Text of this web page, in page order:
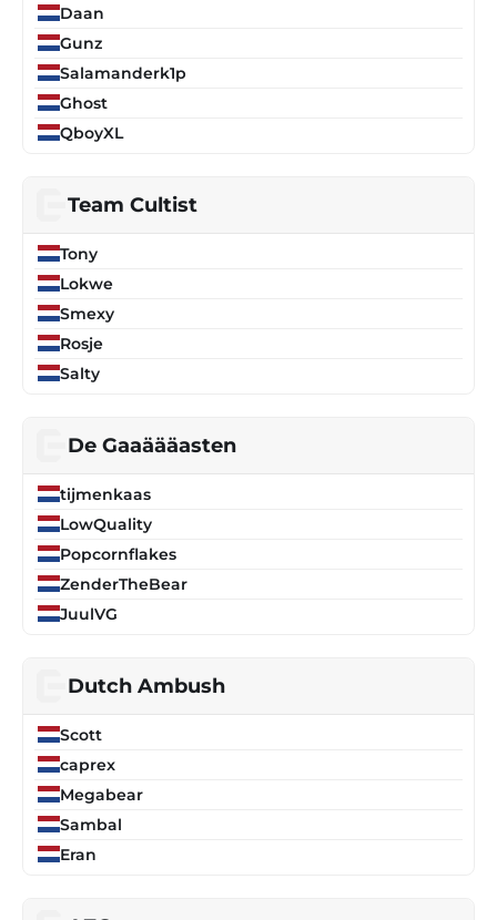
Daan
Gunz
Salamanderk1p
Ghost
QboyXL
Team Cultist
Tony
Lokwe
Smexy
Rosje
Salty
De Gaaäääasten
tijmenkaas
LowQuality
Popcornflakes
ZenderTheBear
JuulVG
Dutch Ambush
Scott
caprex
Megabear
Sambal
Eran